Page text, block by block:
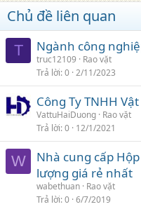
Chủ đề liên quan
T Ngành công
truc12109
Rao vặt
Trả lời 0 2/11/2023
Công Ty TNHH
VattuHaiDuong Rao vặt
Trả lời 0 12/1/2021
W
Nhà cung cấp
lượng giá rẻ nhất
wabethuan Rao vặt
Trả lời 0 6/7/2019